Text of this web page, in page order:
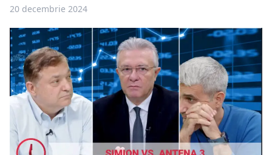
20 decembrie 2024